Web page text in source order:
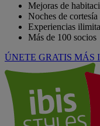
Mejoras de
Noches de cortesía
Experiencias
Más de 100 socios
ÚNETE GRATIS MÁS